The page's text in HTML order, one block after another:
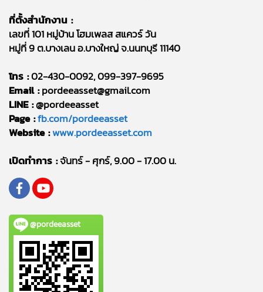
ที่ตั้งสำนักงาน :
เลขที่ 101 หมู่บ้าน โฮมเพลส สแควร์ วัน
หมู่ที่ 9 ต.บางเลน อ.บางใหญ่ จ.นนทบุรี 11140
โทร :02-430-0092, 099-397-9695
Email :pordeeasset@gmail.com
LINE :@pordeeasset
Page :fb.com/pordeeasset
Website :www.pordeeasset.com
เปิดทำการ :จันทร์ - ศุกร์, 9.00 - 17.00 น.
@pordeeasset